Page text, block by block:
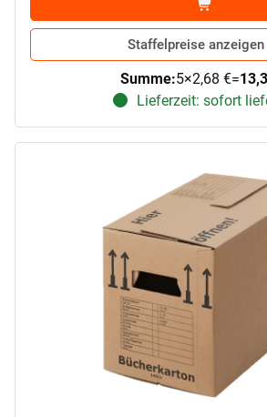
Staffelpreise anzeigen
Summe:5×2,68 €=
Lieferzeit: sofort